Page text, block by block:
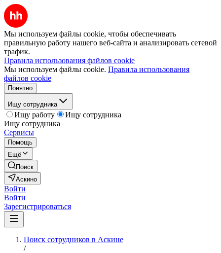
Мы используем файлы cookie, чтобы обеспечивать
правильную работу нашего веб-сайта и анализировать сетевой
трафик.
Правила использования файлов cookie
Мы используем файлы cookie. Правила использования
файлов cookie
Понятно
Ищу сотрудника
Ищу работу
Ищу сотрудника
Ищу сотрудника
Сервисы
Помощь
Ещё
Поиск
Аскино
Войти
Войти
Зарегистрироваться
Поиск сотрудников в Аскине
/